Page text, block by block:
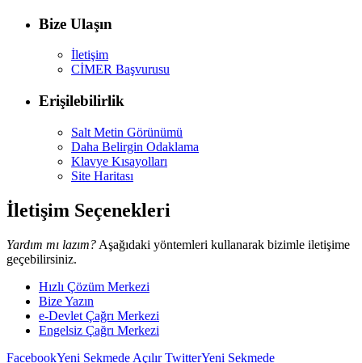
Bize Ulaşın
İletişim
CİMER Başvurusu
Erişilebilirlik
Salt Metin Görünümü
Daha Belirgin Odaklama
Klavye Kısayolları
Site Haritası
İletişim Seçenekleri
Yardım mı lazım? Aşağıdaki yöntemleri kullanarak bizimle iletişime
geçebilirsiniz.
Hızlı Çözüm Merkezi
Bize Yazın
e-Devlet Çağrı Merkezi
Engelsiz Çağrı Merkezi
FacebookYeni Sekmede AçılırTwitterYeni Sekmede